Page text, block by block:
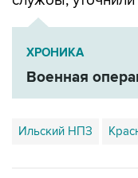
ХРОНИКА
Военная
Ильский НПЗ